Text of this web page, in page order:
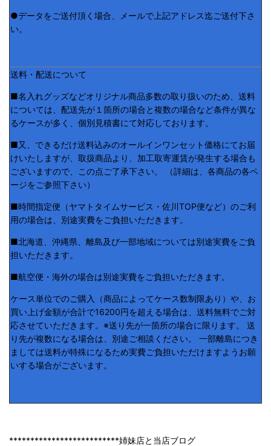
●データをご送付頂く場合、メールで上記アドレス迄ご送付下さ
い。
送料・配送について
■名入れグッズなどオリジナル商品多数の取り扱いのため、送料
については、配送先が１箇所の場合と複数の場合など条件が異な
るケースが多く、個別見積書にて対応しております。
■又、できるだけ送料込みのオールインワンセット価格にてお届
けいたしますが、取扱商品より、加工取寄運賃が発生する場合も
ございますので、この点ご了承下さい。 （詳細は、各商品の各ペ
ージをご参照下さい）
■時間指定便（ヤマトタイムサービス・佐川TOP便など）のご利
用の場合は、別途実費をご負担いただきます。
■北海道、沖縄県、離島及び一部地域については別途実費をご負
担いただきます。
■航空便・海外の場合は別途実費をご負担いただきます。
ケース単位でのご購入（商品によってケース数制限あり）や、お
買い上げ金額が合計で16200円を超える場合は、送料無料でご対
応させていただきます。※送り先が一箇所の場合に限ります。 送
り先が複数になる場合は、別途ご相談ください。 一部離島につき
ましては送料が特殊になるため実費ご負担いただけますようお願
いする場合がございます。
**************************姉妹店と当店ブログ